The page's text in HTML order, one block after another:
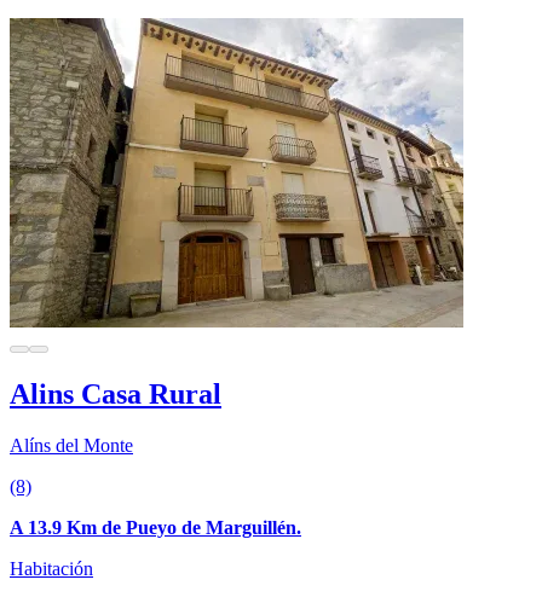
Alins Casa Rural
Alíns del Monte
(8)
A 13.9 Km de Pueyo de Marguillén.
Habitación